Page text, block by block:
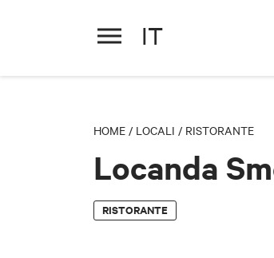
IT
HOME / LOCALI / RISTORANTE
Locanda
RISTORANTE